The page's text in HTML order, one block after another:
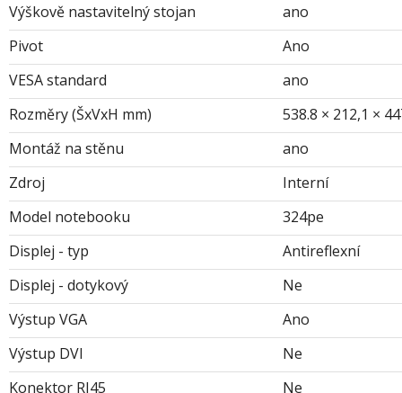
Výškově nastavitelný stojan
ano
Pivot
Ano
VESA standard
ano
Rozměry (ŠxVxH mm)
538.8 × 212,1 ×
Montáž na stěnu
ano
Zdroj
Interní
Model notebooku
324pe
Displej - typ
Antireflexní
Displej - dotykový
Ne
Výstup VGA
Ano
Výstup DVI
Ne
Konektor RJ45
Ne